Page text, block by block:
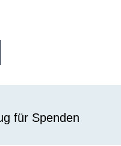
für Spenden